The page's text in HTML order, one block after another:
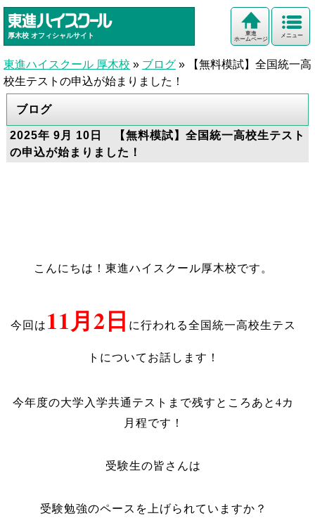
厚木校 オフィシャルサイト メニュー
東進
ホームページ
東進ハイスクール 厚木校 » ブログ »
【無料模試】全国統一高
校生テストの申込が始まりました！
ブログ
2025年 9月 10日 【無料模試】全国統一高校生テスト
の申込が始まりました！
こんにちは！東進ハイスクール厚木校です。
今回は11月2日 に行われる全国統一高校生テス
トについてお話します！
今年度の大学入学共通テストまで残すところあと4カ
月程です！
受験生の皆さんは
受験勉強のペースを上げられていますか？